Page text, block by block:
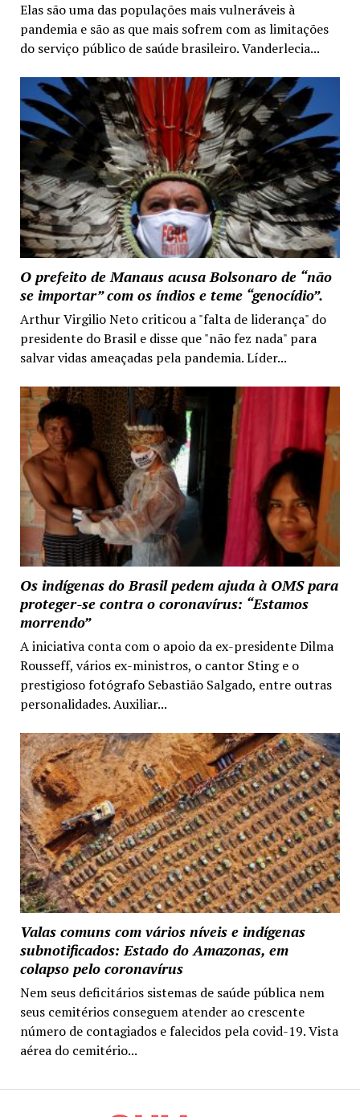
Elas são uma das populações mais vulneráveis à
pandemia e são as que mais sofrem com as limitações
do serviço público de saúde brasileiro. Vanderlecia...
O prefeito de Manaus acusa Bolsonaro de “não
se importar” com os índios e teme “genocídio”.
Arthur Virgilio Neto criticou a "falta de liderança" do
presidente do Brasil e disse que "não fez nada" para
salvar vidas ameaçadas pela pandemia. Líder...
Os indígenas do Brasil pedem ajuda à OMS para
proteger-se contra o coronavírus: “Estamos
morrendo”
A iniciativa conta com o apoio da ex-presidente Dilma
Rousseff, vários ex-ministros, o cantor Sting e o
prestigioso fotógrafo Sebastião Salgado, entre outras
personalidades. Auxiliar...
Valas comuns com vários níveis e indígenas
subnotificados: Estado do Amazonas, em
colapso pelo coronavírus
Nem seus deficitários sistemas de saúde pública nem
seus cemitérios conseguem atender ao crescente
número de contagiados e falecidos pela covid-19. Vista
aérea do cemitério...